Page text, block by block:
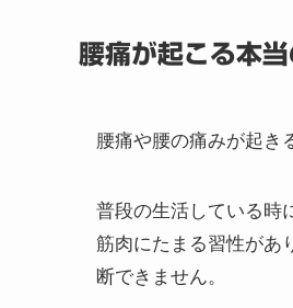
腰痛が起こる本当
腰痛や腰の痛みが起き
普段の生活している時
筋肉にたまる習性があ
断できません。